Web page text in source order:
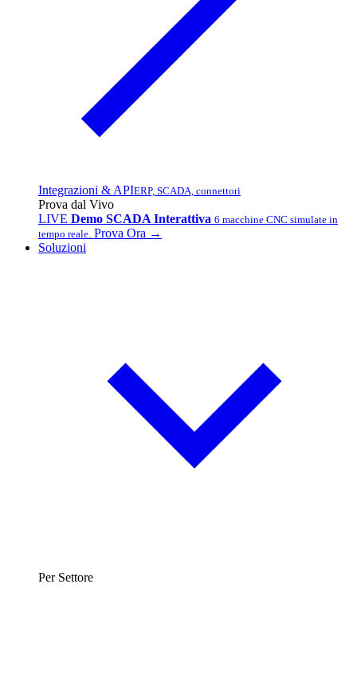
Integrazioni & APIERP, SCADA, connettori
Prova dal Vivo
LIVE Demo SCADA Interattiva 6 macchine CNC simulate in
tempo reale. Prova Ora →
Soluzioni
Per Settore